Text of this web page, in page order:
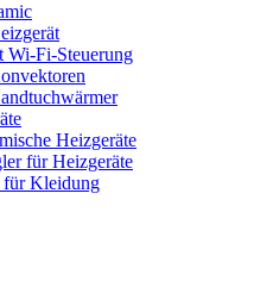
Wi-Fi-Steuerung
Heizgeräte
für Heizgeräte
für Kleidung